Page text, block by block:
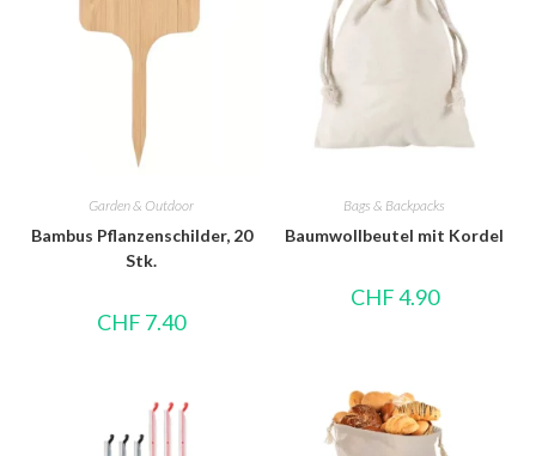
Garden & Outdoor
Bambus Pflanzenschilder, 20
Stk.
CHF 7.40
Bags & Backpacks
Baumwollbeutel mit Kordel
CHF4.90